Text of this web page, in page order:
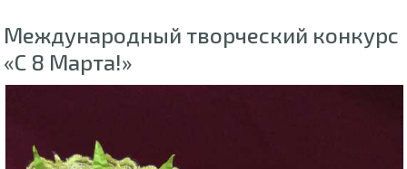
Международный творческий конкурс
«С 8 Марта!»